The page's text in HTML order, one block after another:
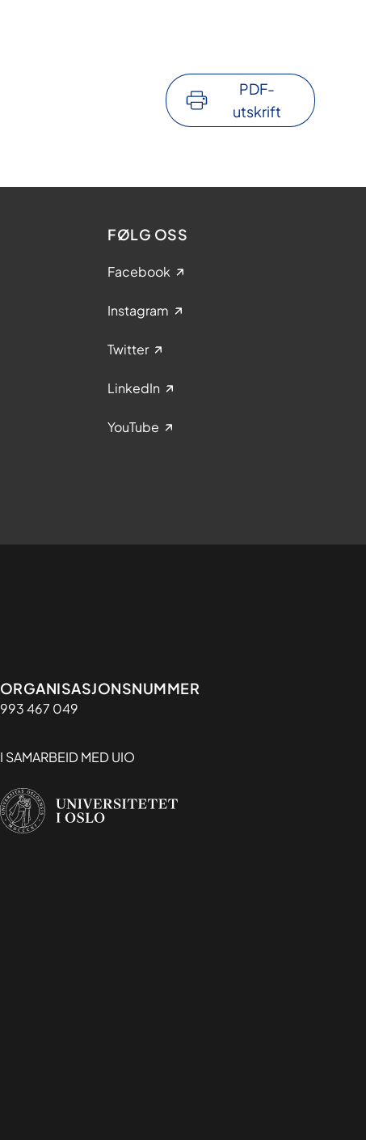
PDF-
utskrift
FØLG OSS
Facebook
Instagram
Twitter
LinkedIn
YouTube
Organisasjon
ORGANISASJONSNUMMER
993 467 049
I SAMARBEID MED UIO